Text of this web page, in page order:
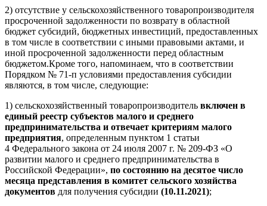
2) отсутствие у сельскохозяйственного товаропроизводителя
просроченной задолженности по возврату в областной
бюджет субсидий, бюджетных инвестиций, предоставленных
в том числе в соответствии с иными правовыми актами, и
иной просроченной задолженности перед областным
бюджетом.Кроме того, напоминаем, что в соответствии
Порядком № 71-п условиями предоставления субсидии
являются, в том числе, следующие:
1) сельскохозяйственный товаропроизводитель включен в
единый реестр субъектов малого и среднего
предпринимательства и отвечает критериям малого
предприятия, определенным пунктом 1 статьи
4 Федерального закона от 24 июля 2007 г. № 209-ФЗ «О
развитии малого и среднего предпринимательства в
Российской Федерации», по состоянию на десятое число
месяца представления в комитет сельского хозяйства
документов для получения субсидии (10.11.2021);